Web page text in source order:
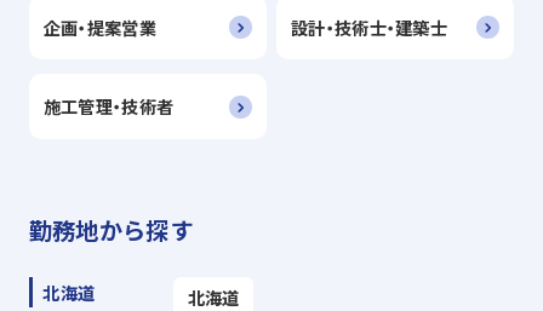
企画・提案営業 設計・技術士・建築士
施工管理・技術者
勤務地から探す
北海道 北海道